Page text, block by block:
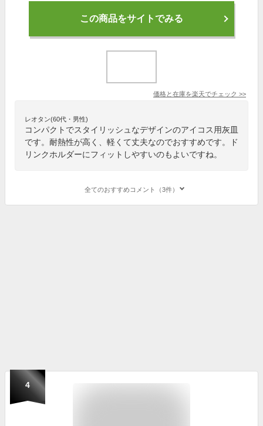
この商品をサイトでみる
価格と在庫を楽天でチェック >>
レオタン(60代・男性)
コンパクトでスタイリッシュなデザインのアイコス用灰皿
です。耐熱性が高く、軽くて丈夫なのでおすすめです。ド
リンクホルダーにフィットしやすいのもよいですね。
全てのおすすめコメント（3件）
4